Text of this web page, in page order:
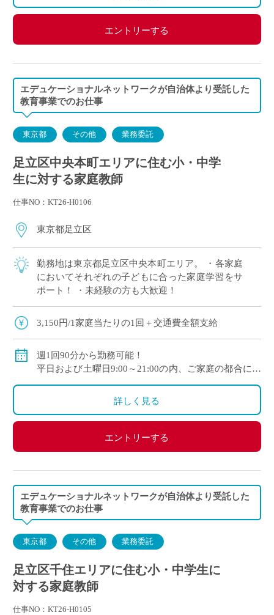
※5月～3月で実施します。
金曜日 14:00～15:30 F家庭／18:00～19:30 G家庭
エントリーする
エデュケーショナルネットワークが自治体より受託した
教育事業でのお仕事
東京都 その他 業務委託
足立区中央本町エリアに住む小・中学
生に対する家庭教師
仕事NO：KT26-H0106
東京都足立区
勤務地は東京都足立区中央本町エリア。 ・各家庭
においてそれぞれの子どもに合った家庭学習をサ
ポート！ ・未経験の方も大歓迎！
3,150円/1家庭当たりの1回＋交通費全額支給
週1回90分から勤務可能！
平日および土曜日9:00～21:00の内、ご家庭の都合に合
ご自身のご都合の良い時間帯のご家庭をお願いしま
※5月～3月で実施します。
金曜日 14:00～15:30 F家庭／18:00～19:30 G家庭
詳しく見る
エントリーする
エデュケーショナルネットワークが自治体より受託した
教育事業でのお仕事
東京都 その他 業務委託
足立区千住エリアに住む小・中学生に
対する家庭教師
仕事NO：KT26-H0105